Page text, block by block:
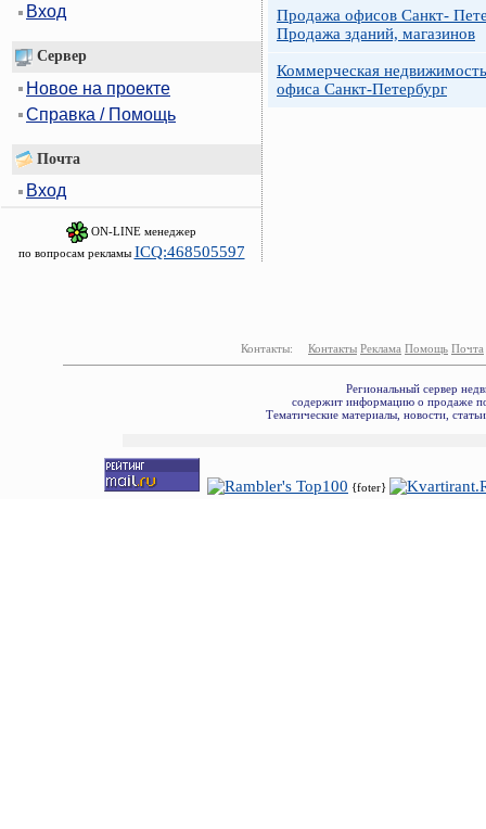
Вход
Сервер
Новое на проекте
Справка / Помощь
Почта
Вход
ON-LINE менеджер
по вопросам рекламы ICQ:468505597
Продажа офисов Санкт-
Продажа зданий, магазинов
Коммерческая
офиса Санкт-Петербург
Контакты: Контакты Реклама Помощь Почта
Региональный сервер
содержит информацию о продаже
Тематические материалы, новости,
{foter}